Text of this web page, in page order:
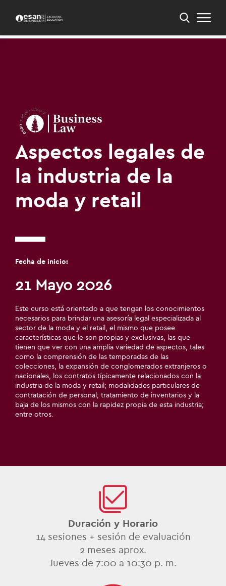
Aspectos legales de
la industria de la
moda y retail
Fecha de inicio:
21 Mayo 2026
Este curso está orientado a que tengan los conocimientos
necesarios para brindar una asesoría legal especializada al
sector de la moda y el retail, el mismo que posee
características que le son propias y exclusivas, las que
tienen que ver con una amplia variedad de aspectos, tales
como la comprensión de las temporadas de las
colecciones, la expansión de conglomerados extranjeros o
nacionales, los contratos típicamente relacionados con la
industria de la moda y retail; modalidades particulares de
contratación de personal; tratamiento de inventarios y la
baja de los mismos con la rapidez propia de esta industria;
entre otros.
Duración y Horario
14 sesiones + sesión de evaluación
2 meses aprox.
Jueves de 7:00 a 10:30 p. m.